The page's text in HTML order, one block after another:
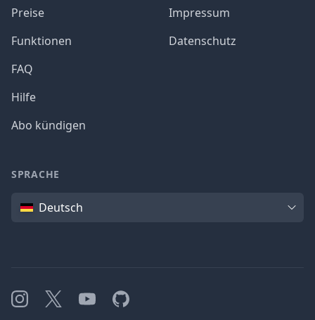
Preise
Funktionen
FAQ
Hilfe
Abo kündigen
Impressum
Datenschutz
SPRACHE
SpracheDeutsch
Instagram
X YouTubeGitHub